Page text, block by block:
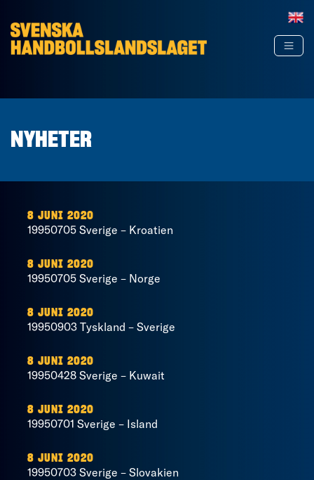
NYHETER
8 JUNI 2020
19950705 Sverige – Kroatien
8 JUNI 2020
19950705 Sverige – Norge
8 JUNI 2020
19950903 Tyskland – Sverige
8 JUNI 2020
19950428 Sverige – Kuwait
8 JUNI 2020
19950701 Sverige – Island
8 JUNI 2020
19950703 Sverige – Slovakien